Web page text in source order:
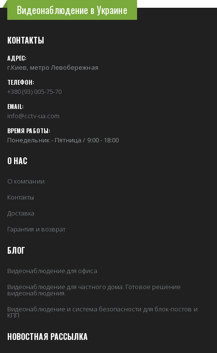
Видеонаблюдение в Украине
КОНТАКТЫ
АДРЕС:
г.Киев, метро Левобережная
ТЕЛЕФОН:
+380 (93) 005-75-70
EMAIL:
info@cctv-ua.com
ВРЕМЯ РАБОТЫ:
Понедельник - Пятница / 9:00 - 18:00
О НАС
О компании
Контакты
Доставка
Гарантия и возврат
БЛОГ
Видеонаблюдение для офиса
Видеонаблюдение для частного дома. Готовое решение
видеонаблюдения.
Видеонаблюдение и система безопасности для блок-постов и
КПП
НОВОСТНАЯ РАССЫЛКА